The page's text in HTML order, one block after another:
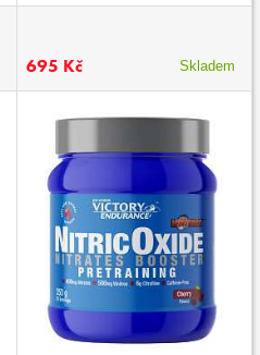
695 Kč Skladem